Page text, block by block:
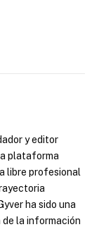
y editor
plataforma
libre profesional
ha sido una
la información